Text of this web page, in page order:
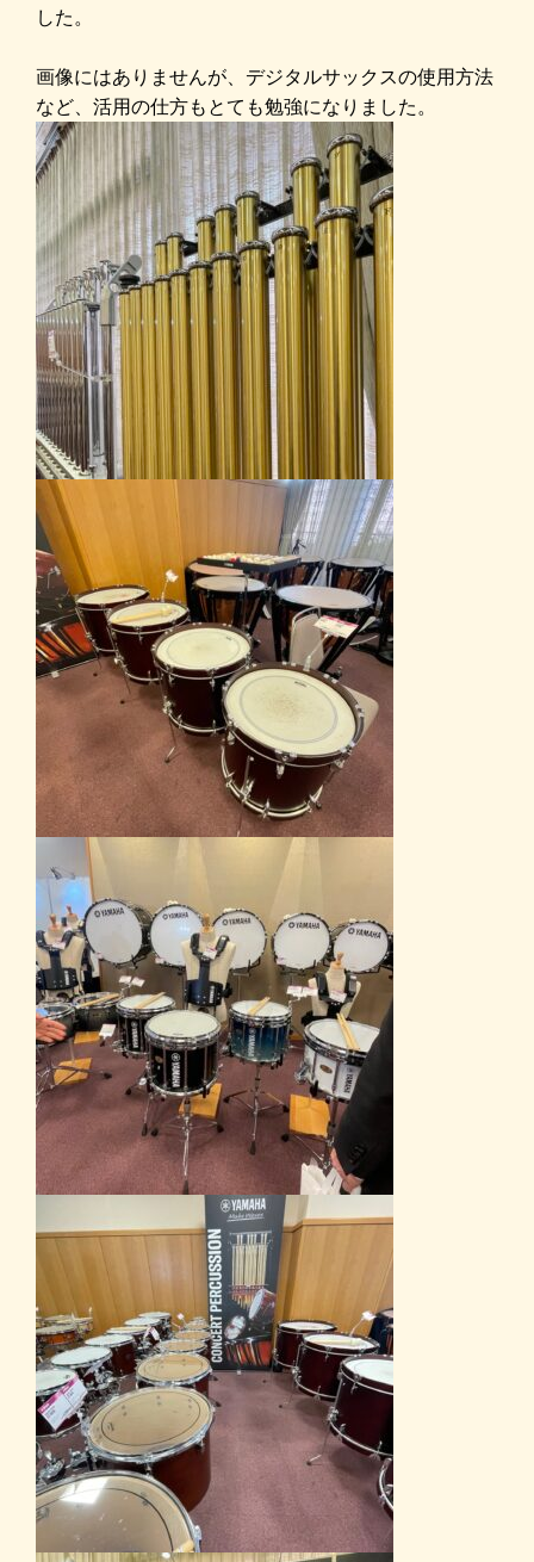
した。
画像にはありませんが、デジタルサックスの使用方法
など、活用の仕方もとても勉強になりました。